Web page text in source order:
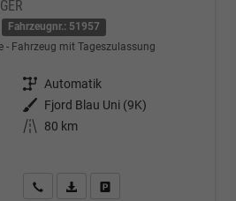
Fahrzeugnr.: 51957
Fahrzeug mit Tageszulassung
Getriebe Automatik
Außenfarbe
Fjord Blau Uni (9K)
Kilometerstand
80 km
Kontakt & Angebot anfordern
PDF-Datei, Fahrzeugexposé
Fahrzeug merken/Expose